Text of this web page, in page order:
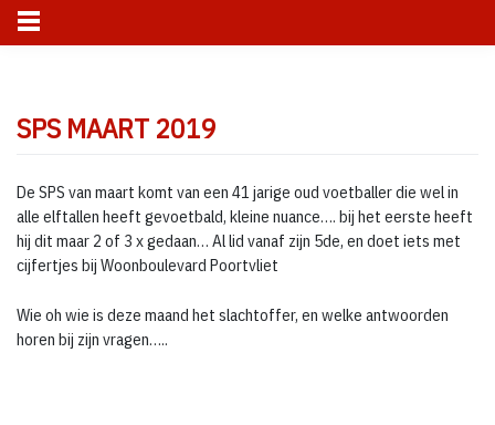
content
SPS MAART 2019
De SPS van maart komt van een 41 jarige oud voetballer die wel in
alle elftallen heeft gevoetbald, kleine nuance…. bij het eerste heeft
hij dit maar 2 of 3 x gedaan… Al lid vanaf zijn 5de, en doet iets met
cijfertjes bij Woonboulevard Poortvliet
Wie oh wie is deze maand het slachtoffer, en welke antwoorden
horen bij zijn vragen…..